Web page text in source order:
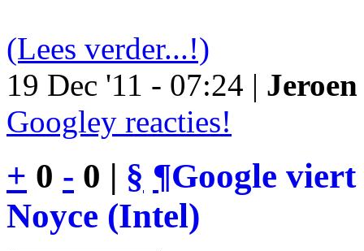
(Lees verder...!)
19 Dec '11 - 07:24 |
Googley reacties!
+ 0 - 0 | § ¶Google
Noyce (Intel)